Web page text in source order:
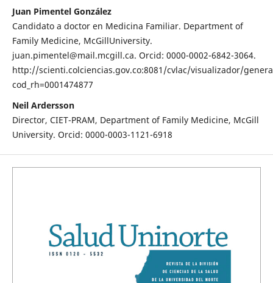
Juan Pimentel González
Candidato a doctor en Medicina Familiar. Department of
Family Medicine, McGillUniversity.
juan.pimentel@mail.mcgill.ca. Orcid: 0000-0002-6842-3064.
http://scienti.colciencias.gov.co:8081/cvlac/visualizador/
cod_rh=0001474877
Neil Ardersson
Director, CIET-PRAM, Department of Family Medicine, McGill
University. Orcid: 0000-0003-1121-6918